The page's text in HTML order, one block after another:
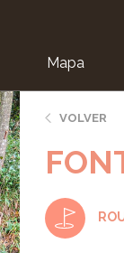
Mapa
VOLVER